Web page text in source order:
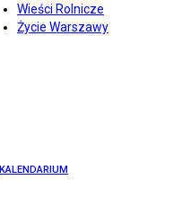
Wieści Rolnicze
Życie Warszawy
KALENDARIUM